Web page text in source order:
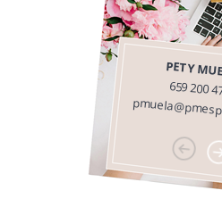
PETY
659 200